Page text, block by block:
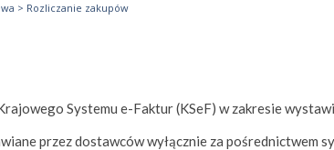
> Rozliczanie zakupów
Systemu e-Faktur (KSeF) w zakresie
przez dostawców wyłącznie za pośrednictwem